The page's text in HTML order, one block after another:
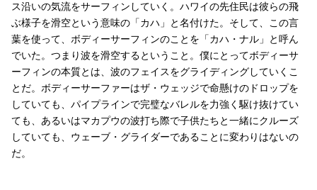
ス沿いの気流をサーフィンしていく。ハワイの先住民は彼らの飛
ぶ様子を滑空という意味の「カハ」と名付けた。そして、この言
葉を使って、ボディーサーフィンのことを「カハ・ナル」と呼ん
でいた。つまり波を滑空するということ。僕にとってボディーサ
ーフィンの本質とは、波のフェイスをグライディングしていくこ
とだ。ボディーサーファーはザ・ウェッジで命懸けのドロップを
していても、パイプラインで完璧なバレルを力強く駆け抜けてい
ても、あるいはマカプウの波打ち際で子供たちと一緒にクルーズ
していても、ウェーブ・グライダーであることに変わりはないの
だ。